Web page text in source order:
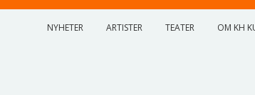
NYHETER ARTISTER TEATER OM KH